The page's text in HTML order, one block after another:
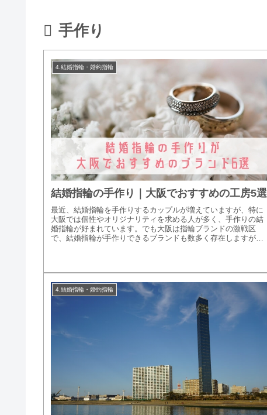
手作り
4.結婚指輪・婚約指輪
結婚指輪の手作り｜大阪でおすすめの工房5選
最近、結婚指輪を手作りするカップルが増えていますが、特に
大阪では個性やオリジナリティを求める人が多く、手作りの結
婚指輪が好まれています。でも大阪は指輪ブランドの激戦区
で、結婚指輪が手作りできるブランドも数多く存在しますが、
4.結婚指輪・婚約指輪